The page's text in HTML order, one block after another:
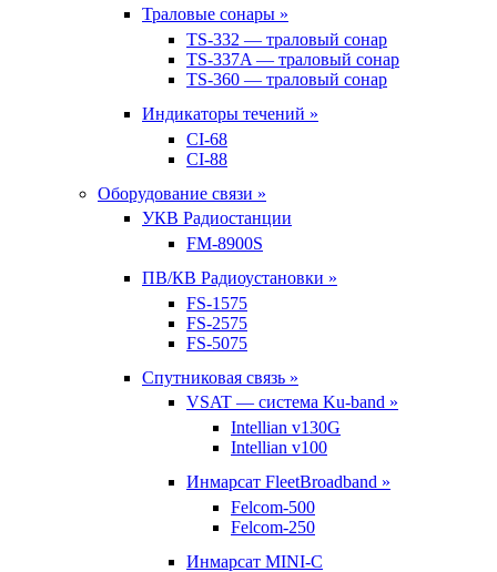
Траловые сонары »
TS-332 — траловый сонар
TS-337A — траловый сонар
TS-360 — траловый сонар
Индикаторы течений »
CI-68
CI-88
Оборудование связи »
УКВ Радиостанции
FM-8900S
ПВ/КВ Радиоустановки »
FS-1575
FS-2575
FS-5075
Спутниковая связь »
VSAT — система Ku-band »
Intellian v130G
Intellian v100
Инмарсат FleetBroadband »
Felcom-500
Felcom-250
Инмарсат MINI-C